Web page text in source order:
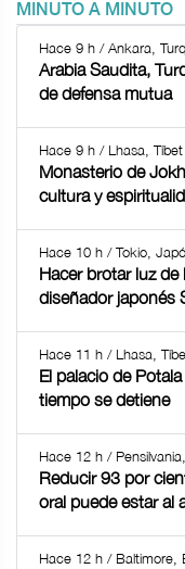
MINUTO A MINUTO
Hace 9 h / Ankara,
Arabia Saudita,
de defensa mutua
Hace 9 h / Lhasa, Tíbet
Monasterio de
cultura y
Hace 10 h / Tokio,
Hacer brotar luz de
diseñador japonés
Hace 11 h / Lhasa,
El palacio de
tiempo se detiene
Hace 12 h /
Reducir 93 por
oral puede estar al
Hace 12 h / Baltimore,